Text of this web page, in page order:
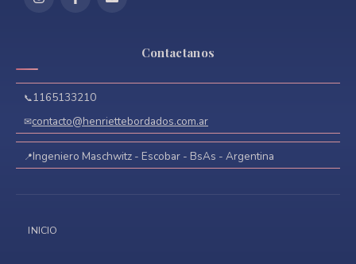
Contactanos
1165133210
contacto@henriettebordados.com.ar
Ingeniero Maschwitz - Escobar - BsAs - Argentina
INICIO